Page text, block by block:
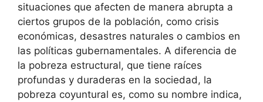
situaciones que afecten de manera abrupta a
ciertos grupos de la población, como crisis
económicas, desastres naturales o cambios en
las políticas gubernamentales. A diferencia de
la pobreza estructural, que tiene raíces
profundas y duraderas en la sociedad, la
pobreza coyuntural es, como su nombre indica,